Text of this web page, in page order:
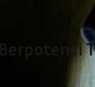
Berpotensi